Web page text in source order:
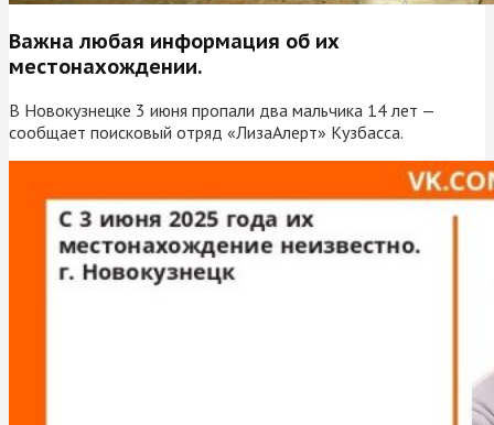
Важна любая информация об их
местонахождении.
В Новокузнецке 3 июня пропали два мальчика 14 лет —
сообщает поисковый отряд «ЛизаАлерт» Кузбасса.